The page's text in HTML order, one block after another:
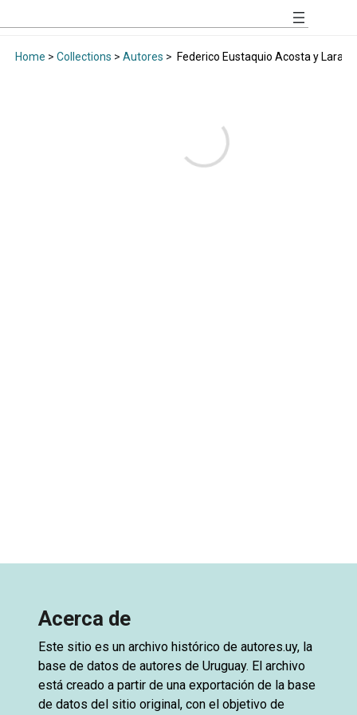
Home > Collections > Autores > Federico Eustaquio Acosta y Lara
Acerca de
Este sitio es un archivo histórico de autores.uy, la
base de datos de autores de Uruguay. El archivo
está creado a partir de una exportación de la base
de datos del sitio original, con el objetivo de